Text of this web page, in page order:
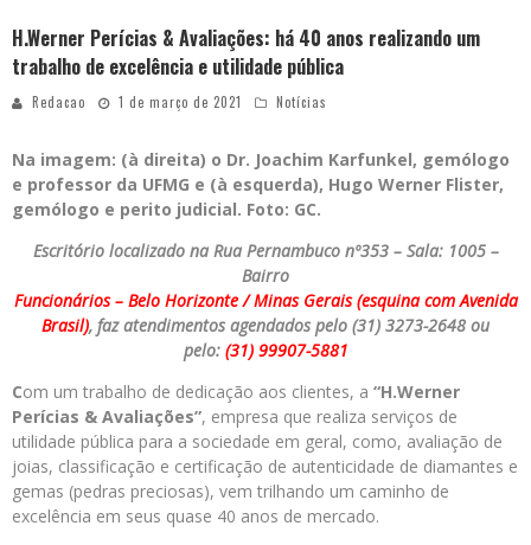
H.Werner Perícias & Avaliações: há 40 anos realizando um
trabalho de excelência e utilidade pública
Redacao 1 de março de 2021 Notícias
Na imagem: (à direita) o Dr. Joachim Karfunkel, gemólogo
e professor da UFMG e (à esquerda), Hugo Werner Flister,
gemólogo e perito judicial. Foto: GC.
Escritório localizado na Rua Pernambuco nº353 – Sala: 1005 –
Bairro
Funcionários – Belo Horizonte / Minas Gerais (esquina com Avenida
Brasil), faz atendimentos agendados pelo (31) 3273-2648 ou
pelo: (31) 99907-5881
Com um trabalho de dedicação aos clientes, a “H.Werner
Perícias & Avaliações”, empresa que realiza serviços de
utilidade pública para a sociedade em geral, como, avaliação de
joias, classificação e certificação de autenticidade de diamantes e
gemas (pedras preciosas), vem trilhando um caminho de
excelência em seus quase 40 anos de mercado.